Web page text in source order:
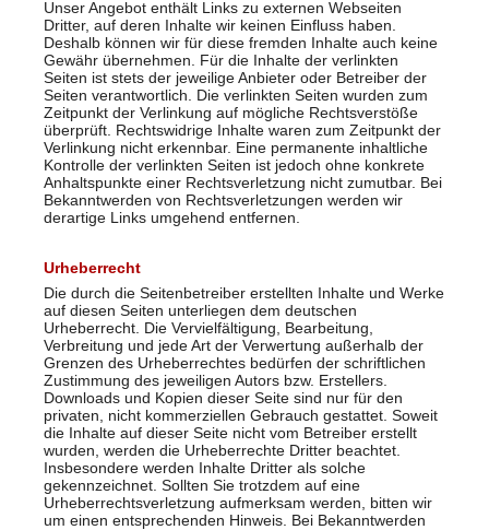
Unser Angebot enthält Links zu externen Webseiten
Dritter, auf deren Inhalte wir keinen Einfluss haben.
Deshalb können wir für diese fremden Inhalte auch keine
Gewähr übernehmen. Für die Inhalte der verlinkten
Seiten ist stets der jeweilige Anbieter oder Betreiber der
Seiten verantwortlich. Die verlinkten Seiten wurden zum
Zeitpunkt der Verlinkung auf mögliche Rechtsverstöße
überprüft. Rechtswidrige Inhalte waren zum Zeitpunkt der
Verlinkung nicht erkennbar. Eine permanente inhaltliche
Kontrolle der verlinkten Seiten ist jedoch ohne konkrete
Anhaltspunkte einer Rechtsverletzung nicht zumutbar. Bei
Bekanntwerden von Rechtsverletzungen werden wir
derartige Links umgehend entfernen.
Urheberrecht
Die durch die Seitenbetreiber erstellten Inhalte und Werke
auf diesen Seiten unterliegen dem deutschen
Urheberrecht. Die Vervielfältigung, Bearbeitung,
Verbreitung und jede Art der Verwertung außerhalb der
Grenzen des Urheberrechtes bedürfen der schriftlichen
Zustimmung des jeweiligen Autors bzw. Erstellers.
Downloads und Kopien dieser Seite sind nur für den
privaten, nicht kommerziellen Gebrauch gestattet. Soweit
die Inhalte auf dieser Seite nicht vom Betreiber erstellt
wurden, werden die Urheberrechte Dritter beachtet.
Insbesondere werden Inhalte Dritter als solche
gekennzeichnet. Sollten Sie trotzdem auf eine
Urheberrechtsverletzung aufmerksam werden, bitten wir
um einen entsprechenden Hinweis. Bei Bekanntwerden